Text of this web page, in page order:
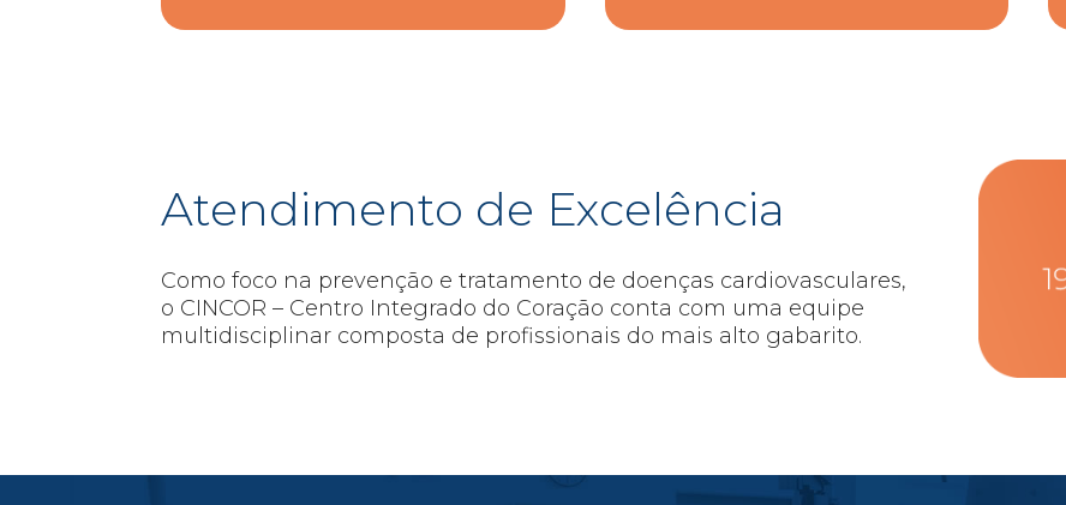
Atendimento de Excelência
Como foco na prevenção e tratamento de doenças cardiovasculares,
o CINCOR – Centro Integrado do Coração conta com uma equipe
multidisciplinar composta de profissionais do mais alto gabarito.